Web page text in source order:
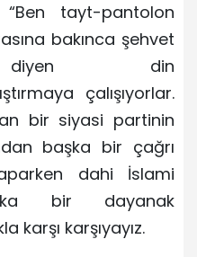
tayt-pantolon
bakınca şehvet
diyen din
çalışıyorlar.
bir siyasi partinin
başka bir çağrı
dahi İslami
bir dayanak
karşı karşıyayız.